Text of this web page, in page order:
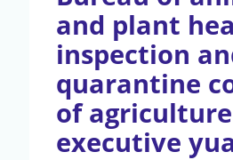
and plant
inspection
quarantine
of agriculture
executive